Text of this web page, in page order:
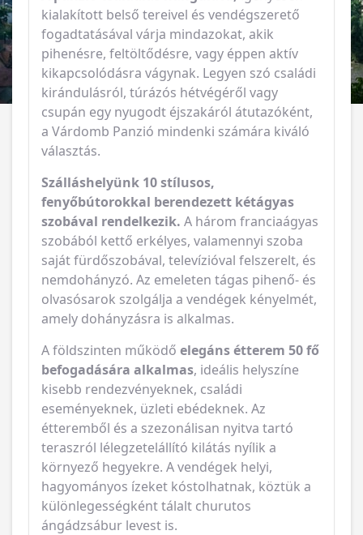
kialakított belső tereivel és vendégszerető
fogadtatásával várja mindazokat, akik
pihenésre, feltöltődésre, vagy éppen aktív
kikapcsolódásra vágynak. Legyen szó családi
kirándulásról, túrázós hétvégéről vagy
csupán egy nyugodt éjszakáról átutazóként,
a Várdomb Panzió mindenki számára kiváló
választás.
Szálláshelyünk 10 stílusos,
fenyőbútorokkal berendezett kétágyas
szobával rendelkezik. A három franciaágyas
szobából kettő erkélyes, valamennyi szoba
saját fürdőszobával, televízióval felszerelt, és
nemdohányzó. Az emeleten tágas pihenő- és
olvasósarok szolgálja a vendégek kényelmét,
amely dohányzásra is alkalmas.
A földszinten működő elegáns étterem 50 fő
befogadására alkalmas, ideális helyszíne
kisebb rendezvényeknek, családi
eseményeknek, üzleti ebédeknek. Az
étteremből és a szezonálisan nyitva tartó
teraszról lélegzetelállító kilátás nyílik a
környező hegyekre. A vendégek helyi,
hagyományos ízeket kóstolhatnak, köztük a
különlegességként tálalt churutos
ángádzsábur levest is.